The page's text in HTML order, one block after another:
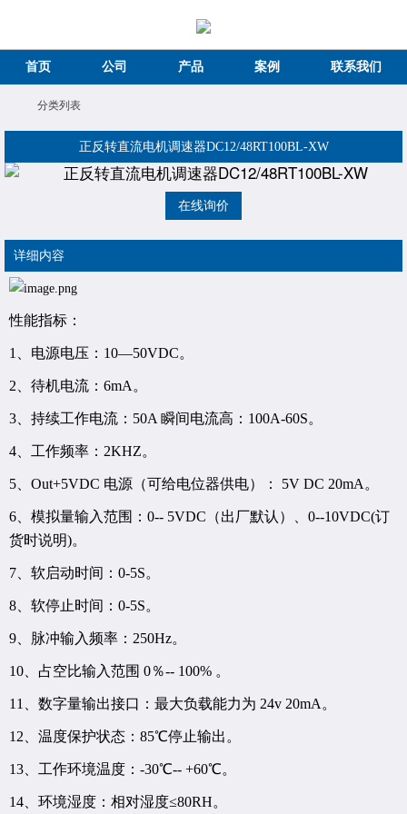
首页 公司 产品 案例 联系我们
分类列表
正反转直流电机调速器DC12/48RT100BL-XW
在线询价
详细内容
性能指标：
1、电源电压：10—50VDC。
2、待机电流：6mA。
3、持续工作电流：50A 瞬间电流高：100A-60S。
4、工作频率：2KHZ。
5、Out+5VDC 电源（可给电位器供电）： 5V DC 20mA。
6、模拟量输入范围：0-- 5VDC（出厂默认）、0--10VDC(订
货时说明)。
7、软启动时间：0-5S。
8、软停止时间：0-5S。
9、脉冲输入频率：250Hz。
10、占空比输入范围 0％-- 100% 。
11、数字量输出接口：最大负载能力为 24v 20mA。
12、温度保护状态：85℃停止输出。
13、工作环境温度：-30℃-- +60℃。
14、环境湿度：相对湿度≤80RH。